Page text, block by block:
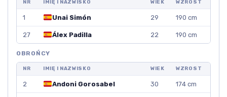
NR IMIĘ I NAZWISKO WIEK WZROST
1 Unai Simón 29 190 cm
27 Álex Padilla 22 190 cm
OBROŃCY
NR IMIĘ I NAZWISKO WIEK WZROST
2 Andoni Gorosabel 30 174 cm